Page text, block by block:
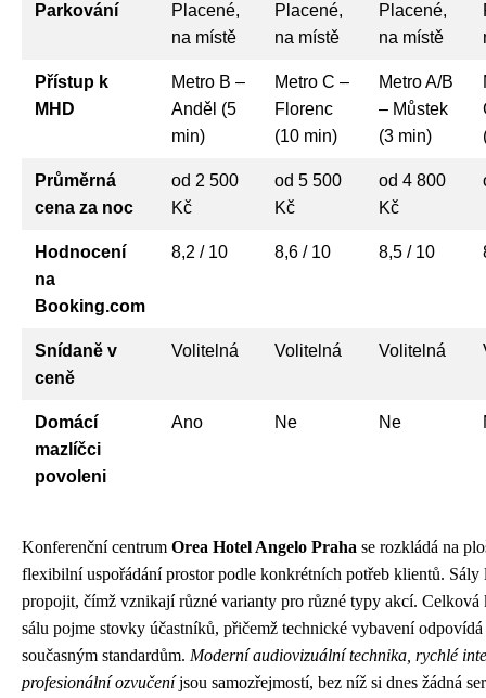
Parkování
Placené,
na místě
Placené,
na místě
Placené,
na místě
Přístup k
MHD
Metro B –
Anděl (5
min)
Metro C –
Florenc
(10 min)
Metro A/B
– Můstek
(3 min)
Průměrná
cena za noc
od 2 500
Kč
od 5 500
Kč
od 4 800
Kč
Hodnocení
na
Booking.com
8,2 / 10 8,6 / 10 8,5 / 10
Snídaně v
ceně
Volitelná Volitelná Volitelná
Domácí
mazlíčci
povoleni
Ano Ne Ne
Konferenční centrum Orea Hotel Angelo Praha se rozkládá na
flexibilní uspořádání prostor podle konkrétních potřeb klientů. Sály
propojit, čímž vznikají různé varianty pro různé typy akcí. Celková
sálu pojme stovky účastníků, přičemž technické vybavení
současným standardům. Moderní audiovizuální technika, rychlé
profesionální ozvučeníjsou samozřejmostí, bez níž si dnes žádná